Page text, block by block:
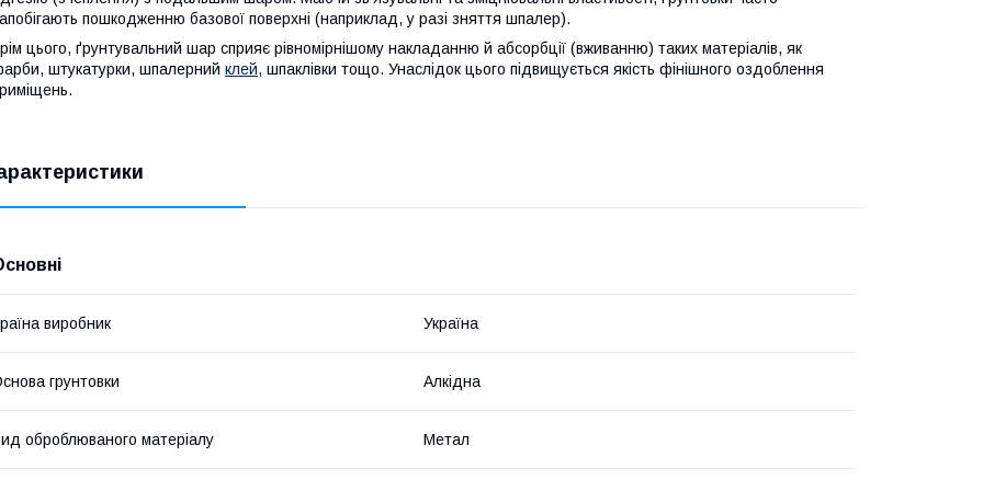
пошкодженню базової поверхні (наприклад, у разі зняття шпалер).
цього, ґрунтувальний шар сприяє рівномірнішому накладанню й абсорбції (вживанню) таких матеріалів, як
штукатурки, шпалерний клей, шпаклівки тощо. Унаслідок цього підвищується якість фінішного оздоблення
виробник Україна
грунтовки Алкідна
оброблюваного матеріалу Метал